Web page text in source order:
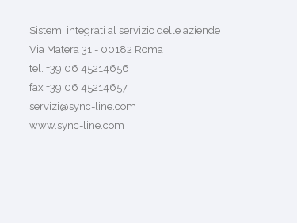
Sistemi integrati al servizio delle aziende
Via Matera 31 - 00182 Roma
tel. +39 06 45214656
fax +39 06 45214657
servizi@sync-line.com
www.sync-line.com